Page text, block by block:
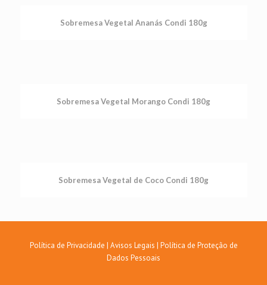
Sobremesa Vegetal Ananás Condi 180g
Sobremesa Vegetal Morango Condi 180g
Sobremesa Vegetal de Coco Condi 180g
Política de Privacidade | Avisos Legais | Política de Proteção de
Dados Pessoais